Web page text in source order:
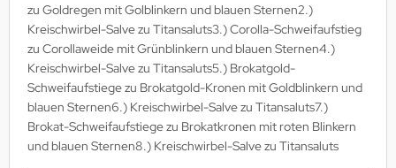
zu Goldregen mit Golblinkern und blauen Sternen2.)
Kreischwirbel-Salve zu Titansaluts3.) Corolla-Schweifaufstieg
zu Corollaweide mit Grünblinkern und blauen Sternen4.)
Kreischwirbel-Salve zu Titansaluts5.) Brokatgold-
Schweifaufstiege zu Brokatgold-Kronen mit Goldblinkern und
blauen Sternen6.) Kreischwirbel-Salve zu Titansaluts7.)
Brokat-Schweifaufstiege zu Brokatkronen mit roten Blinkern
und blauen Sternen8.) Kreischwirbel-Salve zu Titansaluts